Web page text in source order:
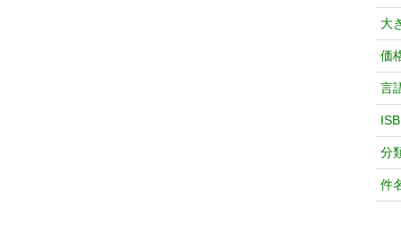
大
価
言
分
件